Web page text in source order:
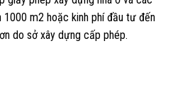
m2 hoặc kinh phí đầu tư đến
do sở xây dựng cấp phép.